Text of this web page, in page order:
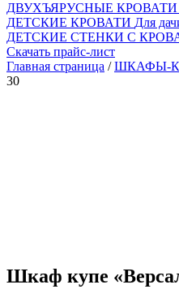
ДВУХЪЯРУСНЫЕ КРОВАТИ
ДЕТСКИЕ КРОВАТИ Для
ДЕТСКИЕ СТЕНКИ С
Скачать прайс-лист
Главная страница /ШКАФЫ-
30
Шкаф купе